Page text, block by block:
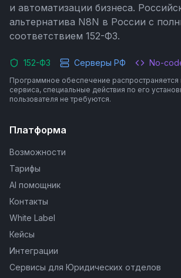
и автоматизации бизнеса.
альтернатива N8N в России с
соответствием 152-ФЗ.
152-ФЗ Серверы РФ No-
Программное обеспечение распространяется
сервиса, специальные действия по его
пользователя не требуются.
Платформа
Возможности
Тарифы
AI помощник
Контакты
White Label
Кейсы
Интеграции
Сервисы для Юридических отделов